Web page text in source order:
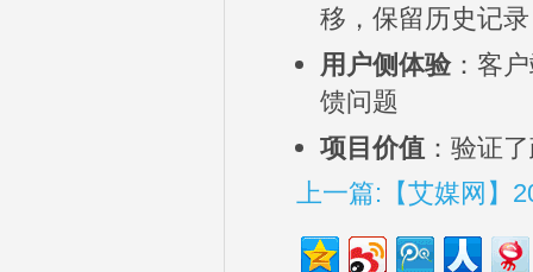
移，保留历史记录
用户侧体验：客
馈问题
项目价值 ：验证
上一篇:【艾媒网】